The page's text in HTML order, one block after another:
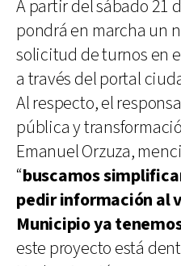
A partir del sábado 21
pondrá en marcha un
solicitud de turnos en
a través del portal
Al respecto, el
pública y
Emanuel Orzuza,
“buscamos
pedir información al
Municipio ya
este proyecto está